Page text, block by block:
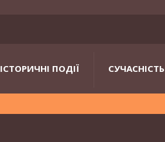
ІСТОРИЧНІ ПОДІЇ СУЧАСНІСТЬ